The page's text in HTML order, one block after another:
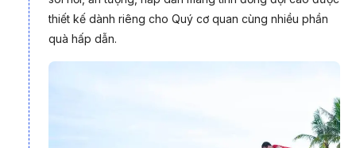
du khách mỗi năm.
thiết kế dành riêng cho Quý cơ quan cùng nhiều phần
quà hấp dẫn.